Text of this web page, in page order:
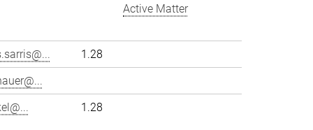
Active Matter
1.28
1.28